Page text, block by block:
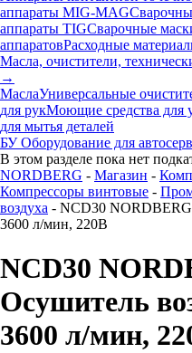
аппараты MIG-MAG
аппараты TIGСварочные
аппаратовРасходные
Масла, очистители,
→
МаслаУниверсальные
для рукМоющие средства для
для мытья деталей
БУ Оборудование для
В этом разделе пока нет
NORDBERG - Магазин -
Компрессоры винтовые -
воздуха - NCD30 NORDBERG
3600 л/мин, 220В
NCD30
Осушитель
3600 л/мин,